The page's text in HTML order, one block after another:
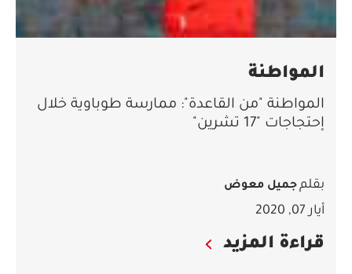
المواطنة
المواطنة "من القاعدة": ممارسة طوباوية خلال
إحتجاجات "17 تشرين"
بقلمجميل معوض
أيار 07, 2020
قراءة المزيد